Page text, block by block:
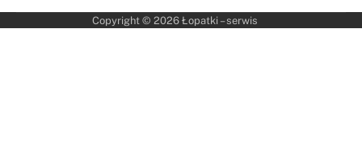
Copyright © 2026 Łopatki – serwis